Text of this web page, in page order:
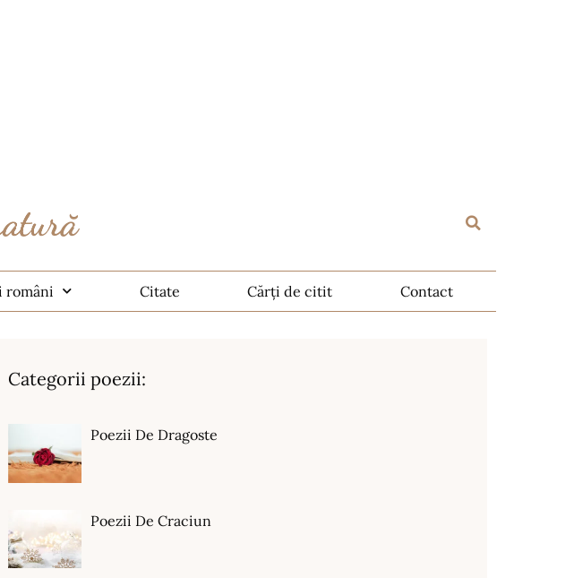
români Citate Cărți de citit Contact
Categorii poezii:
Poezii De Dragoste
Poezii De Craciun